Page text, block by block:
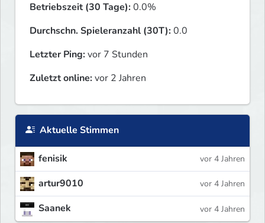
Betriebszeit (30 Tage):0.0%
Durchschn. Spieleranzahl (30T):0.0
Letzter Ping:vor 7 Stunden
Zuletzt online:vor 2 Jahren
Aktuelle Stimmen
fenisik vor 4 Jahren
artur9010 vor 4 Jahren
Saanek vor 4 Jahren